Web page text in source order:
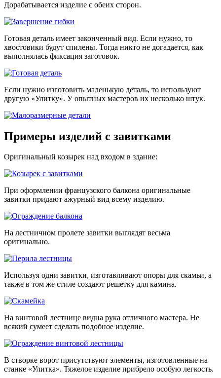
Дорабатывается изделие с обеих сторон.
Готовая деталь имеет законченный вид. Если нужно, то
хвостовики будут спилены. Тогда никто не догадается, как
выполнялась фиксация заготовок.
Если нужно изготовить маленькую деталь, то используют
другую «Улитку». У опытных мастеров их несколько штук.
Примеры изделий с завитками
Оригинальный козырек над входом в здание:
При оформлении французского балкона оригинальные
завитки придают ажурный вид всему изделию.
На лестничном пролете завитки выглядят весьма
оригинально.
Используя одни завитки, изготавливают опоры для скамьи, а
также в том же стиле создают решетку для камина.
На винтовой лестнице видна рука отличного мастера. Не
всякий сумеет сделать подобное изделие.
В створке ворот присутствуют элементы, изготовленные на
станке «Улитка». Тяжелое изделие прибрело особую легкость.